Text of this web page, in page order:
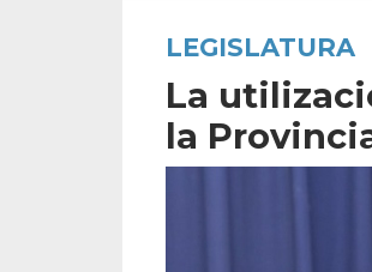
LEGISLATURA
La
la